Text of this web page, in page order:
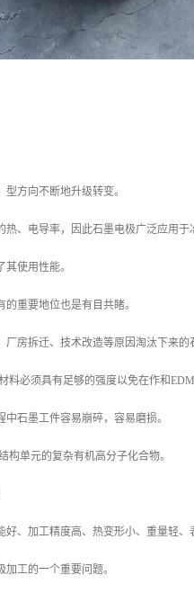
方向不断地升级转变。
、电导率，因此石墨电极广泛应用
使用性能。
重要地位也是有目共睹。
房拆迁、技术改造等原因淘汰下来
必须具有足够的强度以免在作和
石墨工件容易崩碎，容易磨损。
单元的复杂有机高分子化合物。
、加工精度高、热变形小、重量轻
工的一个重要问题。